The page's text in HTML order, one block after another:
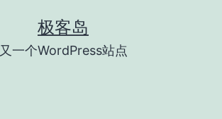
极客岛
又一个WordPress站点